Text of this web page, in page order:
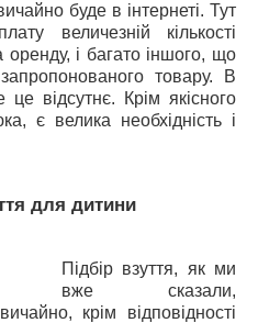
буде в інтернеті. Тут
величезній кількості
оренду, і багато іншого, що
товару. В
відсутнє. Крім якісного
є велика необхідність і
для дитини
Підбір взуття, як ми
вже сказали,
крім відповідності